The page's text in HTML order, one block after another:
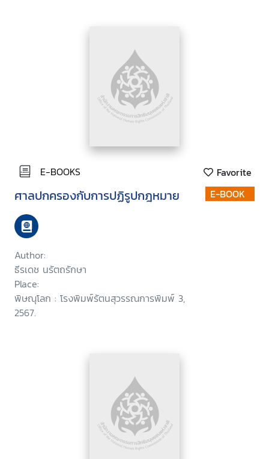
E-BOOKS Favorite
ศาลปกครองกับการปฏิรูปกฎหมาย
Author:
ธีรเดช นรัตถรักษา
Place:
พิษณุโลก : โรงพิมพ์รัตนสุวรรณการพิมพ์ 3,
2567.
E-BOOK